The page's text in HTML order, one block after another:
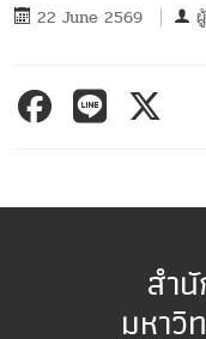
22 June 2569
สำ
มหาวิ